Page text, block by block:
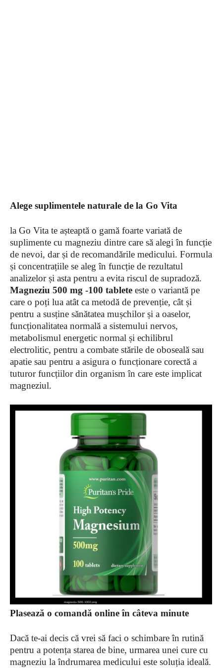
Alege suplimentele naturale de la Go Vita
la Go Vita te așteaptă o gamă foarte variată de
suplimente cu magneziu dintre care să alegi în funcție
de nevoi, dar și de recomandările medicului. Formula
și concentrațiile se aleg în funcție de rezultatul
analizelor și asta pentru a evita riscul de supradoză.
Magneziu 500 mg -100 tablete este o variantă pe
care o poți lua atât ca metodă de prevenție, cât și
pentru a susține sănătatea mușchilor și a oaselor,
funcționalitatea normală a sistemului nervos,
metabolismul energetic normal și echilibrul
electrolitic, pentru a combate stările de oboseală sau
apatie sau pentru a asigura o funcționare corectă a
tuturor funcțiilor din organism în care este implicat
magneziul.
Plasează o comandă online în câteva minute
Dacă te-ai decis că vrei să faci o schimbare în rutină
pentru a potența starea de bine, urmarea unei cure cu
magneziu la îndrumarea medicului este soluția ideală.